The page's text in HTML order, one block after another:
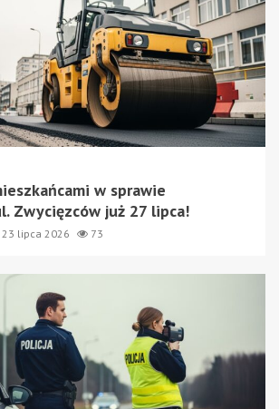
w sprawie
Zwycięzców już 27 lipca!
23 lipca 2026 73